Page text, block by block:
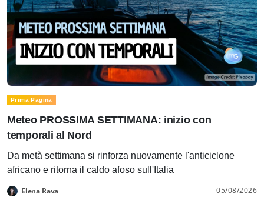
Prima Pagina
Meteo PROSSIMA SETTIMANA: inizio con
temporali al Nord
Da metà settimana si rinforza nuovamente l'anticiclone
africano e ritorna il caldo afoso sull'Italia
Elena Rava 05/08/2026